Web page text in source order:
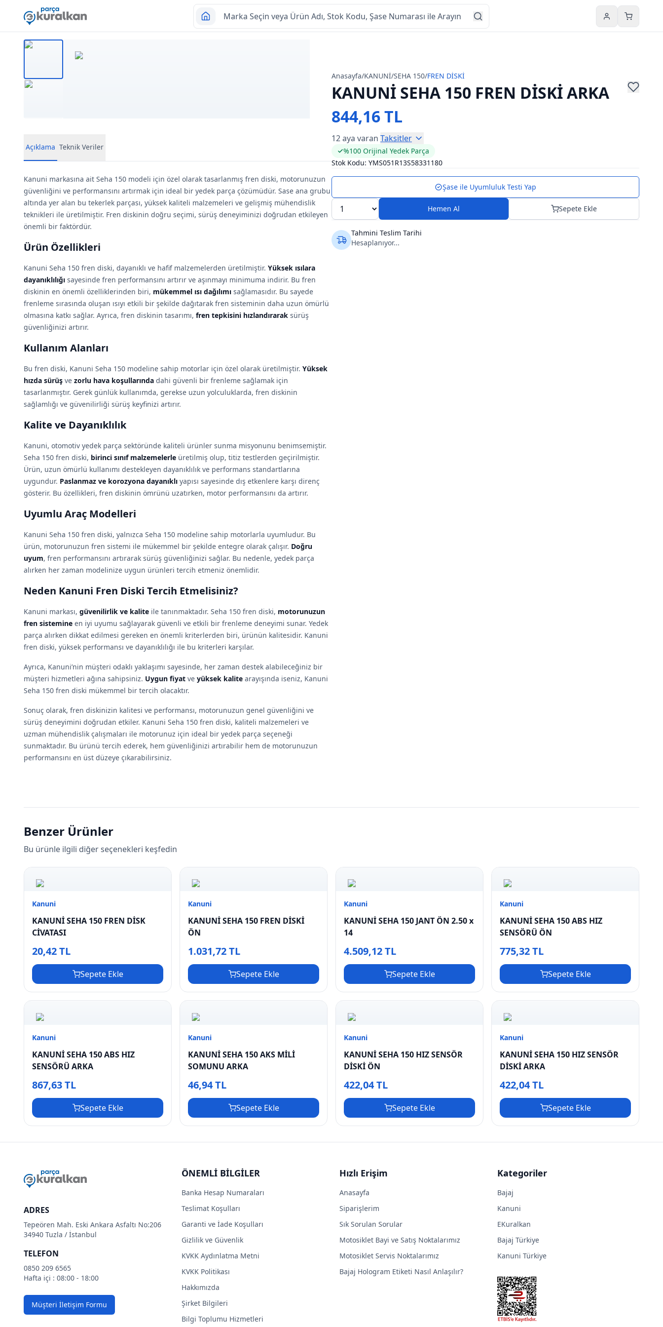
HesabımSepetim
Anasayfa/KANUNİ/SEHA 150/FREN DİSKİ
KANUNİ SEHA 150 FREN DİSKİ ARKA
844,16 TL
12 aya varan Taksitler
%100 Orijinal Yedek Parça
Stok Kodu: YMS051R13S58331180
Şase ile Uyumluluk Testi Yap
Hemen Al Sepete Ekle
Tahmini Teslim Tarihi
Hesaplanıyor...
Açıklama Teknik Veriler
Kanuni markasına ait Seha 150 modeli için özel olarak tasarlanmış fren diski, motorunuzun
güvenliğini ve performansını artırmak için ideal bir yedek parça çözümüdür. Sase ana grubu
altında yer alan bu tekerlek parçası, yüksek kaliteli malzemeleri ve gelişmiş mühendislik
teknikleri ile üretilmiştir. Fren diskinin doğru seçimi, sürüş deneyiminizi doğrudan etkileyen
önemli bir faktördür.
Ürün Özellikleri
Kanuni Seha 150 fren diski, dayanıklı ve hafif malzemelerden üretilmiştir. Yüksek ısılara
dayanıklılığı sayesinde fren performansını artırır ve aşınmayı minimuma indirir. Bu fren
diskinin en önemli özelliklerinden biri, mükemmel ısı dağılımı sağlamasıdır. Bu sayede
frenleme sırasında oluşan ısıyı etkili bir şekilde dağıtarak fren sisteminin daha uzun ömürlü
olmasına katkı sağlar. Ayrıca, fren diskinin tasarımı, fren tepkisini hızlandırarak sürüş
güvenliğinizi artırır.
Kullanım Alanları
Bu fren diski, Kanuni Seha 150 modeline sahip motorlar için özel olarak üretilmiştir. Yüksek
hızda sürüş ve zorlu hava koşullarında dahi güvenli bir frenleme sağlamak için
tasarlanmıştır. Gerek günlük kullanımda, gerekse uzun yolculuklarda, fren diskinin
sağlamlığı ve güvenilirliği sürüş keyfinizi artırır.
Kalite ve Dayanıklılık
Kanuni, otomotiv yedek parça sektöründe kaliteli ürünler sunma misyonunu benimsemiştir.
Seha 150 fren diski, birinci sınıf malzemelerle üretilmiş olup, titiz testlerden geçirilmiştir.
Ürün, uzun ömürlü kullanımı destekleyen dayanıklılık ve performans standartlarına
uygundur. Paslanmaz ve korozyona dayanıklı yapısı sayesinde dış etkenlere karşı direnç
gösterir. Bu özellikleri, fren diskinin ömrünü uzatırken, motor performansını da artırır.
Uyumlu Araç Modelleri
Kanuni Seha 150 fren diski, yalnızca Seha 150 modeline sahip motorlarla uyumludur. Bu
ürün, motorunuzun fren sistemi ile mükemmel bir şekilde entegre olarak çalışır. Doğru
uyum, fren performansını artırarak sürüş güvenliğinizi sağlar. Bu nedenle, yedek parça
alırken her zaman modelinize uygun ürünleri tercih etmeniz önemlidir.
Neden Kanuni Fren Diski Tercih Etmelisiniz?
Kanuni markası, güvenilirlik ve kalite ile tanınmaktadır. Seha 150 fren diski, motorunuzun
fren sistemine en iyi uyumu sağlayarak güvenli ve etkili bir frenleme deneyimi sunar. Yedek
parça alırken dikkat edilmesi gereken en önemli kriterlerden biri, ürünün kalitesidir. Kanuni
fren diski, yüksek performansı ve dayanıklılığı ile bu kriterleri karşılar.
Ayrıca, Kanuni’nin müşteri odaklı yaklaşımı sayesinde, her zaman destek alabileceğiniz bir
müşteri hizmetleri ağına sahipsiniz. Uygun fiyat ve yüksek kalite arayışında iseniz, Kanuni
Seha 150 fren diski mükemmel bir tercih olacaktır.
Sonuç olarak, fren diskinizin kalitesi ve performansı, motorunuzun genel güvenliğini ve
sürüş deneyimini doğrudan etkiler. Kanuni Seha 150 fren diski, kaliteli malzemeleri ve
uzman mühendislik çalışmaları ile motorunuz için ideal bir yedek parça seçeneği
sunmaktadır. Bu ürünü tercih ederek, hem güvenliğinizi artırabilir hem de motorunuzun
performansını en üst düzeye çıkarabilirsiniz.
Benzer Ürünler
Bu ürünle ilgili diğer seçenekleri keşfedin
Kanuni
KANUNİ SEHA 150 FREN DİSK
CİVATASI
20,42 TL
Sepete Ekle
Kanuni
KANUNİ SEHA 150 FREN DİSKİ
ÖN
1.031,72 TL
Sepete Ekle
Kanuni
KANUNİ SEHA 150 JANT ÖN 2.50 x
14
4.509,12 TL
Sepete Ekle
Kanuni
KANUNİ SEHA 150 ABS HIZ
SENSÖRÜ ÖN
775,32 TL
Sepete Ekle
Kanuni
KANUNİ SEHA 150 ABS HIZ
SENSÖRÜ ARKA
867,63 TL
Sepete Ekle
Kanuni
KANUNİ SEHA 150 AKS MİLİ
SOMUNU ARKA
46,94 TL
Sepete Ekle
Kanuni
KANUNİ SEHA 150 HIZ SENSÖR
DİSKİ ÖN
422,04 TL
Sepete Ekle
Kanuni
KANUNİ SEHA 150 HIZ SENSÖR
DİSKİ ARKA
422,04 TL
Sepete Ekle
ADRES
Tepeören Mah. Eski Ankara Asfaltı No:206
34940 Tuzla / İstanbul
TELEFON
0850 209 6565
Hafta içi : 08:00 - 18:00
Müşteri İletişim Formu
ÖNEMLİ BİLGİLER
Banka Hesap Numaraları
Teslimat Koşulları
Garanti ve İade Koşulları
Gizlilik ve Güvenlik
KVKK Aydınlatma Metni
KVKK Politikası
Hakkımızda
Şirket Bilgileri
Bilgi Toplumu Hizmetleri
Hızlı Erişim
Anasayfa
Siparişlerim
Sık Sorulan Sorular
Motosiklet Bayi ve Satış Noktalarımız
Motosiklet Servis Noktalarımız
Bajaj Hologram Etiketi Nasıl Anlaşılır?
Kategoriler
Bajaj
Kanuni
EKuralkan
Bajaj Türkiye
Kanuni Türkiye